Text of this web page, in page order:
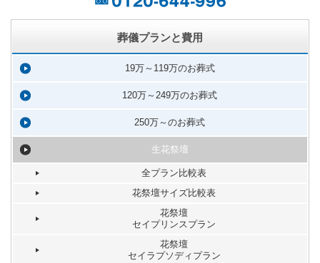
葬儀プランと費用
19万～119万のお葬式
120万～249万のお葬式
250万～のお葬式
生花祭壇
全プラン比較表
花祭壇サイズ比較表
花祭壇
セイプリンスプラン
花祭壇
セイラプソディプラン